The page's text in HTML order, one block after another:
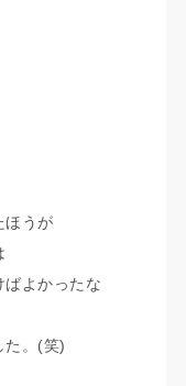
ほうが
ばよかったな
た。(笑)